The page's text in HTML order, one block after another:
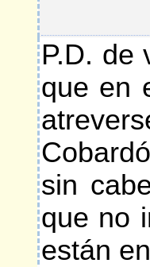
P.D. de
que en
sin
que no
están